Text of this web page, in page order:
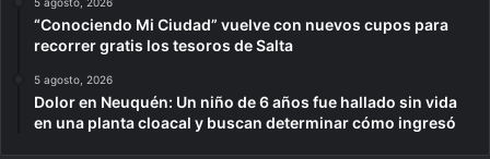
5 agosto, 2026
“Conociendo Mi Ciudad” vuelve con nuevos cupos para
recorrer gratis los tesoros de Salta
5 agosto, 2026
Dolor en Neuquén: Un niño de 6 años fue hallado sin vida
en una planta cloacal y buscan determinar cómo ingresó